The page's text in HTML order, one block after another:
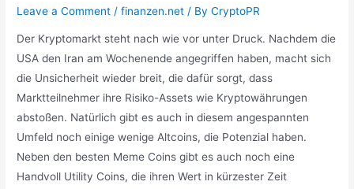
Leave a Comment /finanzen.net / ByCryptoPR
Der Kryptomarkt steht nach wie vor unter Druck. Nachdem die
USA den Iran am Wochenende angegriffen haben, macht sich
die Unsicherheit wieder breit, die dafür sorgt, dass
Marktteilnehmer ihre Risiko-Assets wie Kryptowährungen
abstoßen. Natürlich gibt es auch in diesem angespannten
Umfeld noch einige wenige Altcoins, die Potenzial haben.
Neben den besten Meme Coins gibt es auch noch eine
Handvoll Utility Coins, die ihren Wert in kürzester Zeit